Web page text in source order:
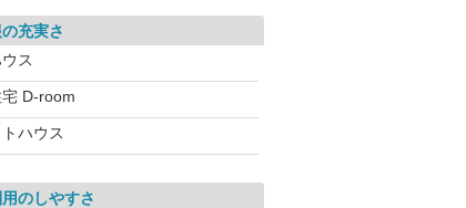
充実さ
ス
D-room
ハウス
のしやすさ